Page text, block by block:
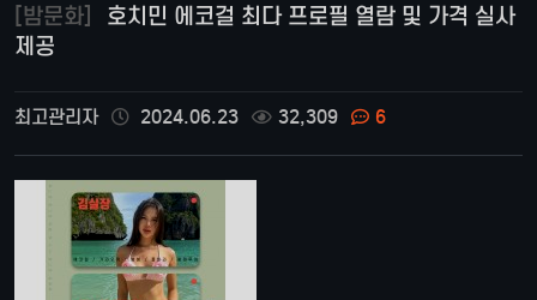
[밤문화]
제공
최고관리자 2024.06.23 32,309 6